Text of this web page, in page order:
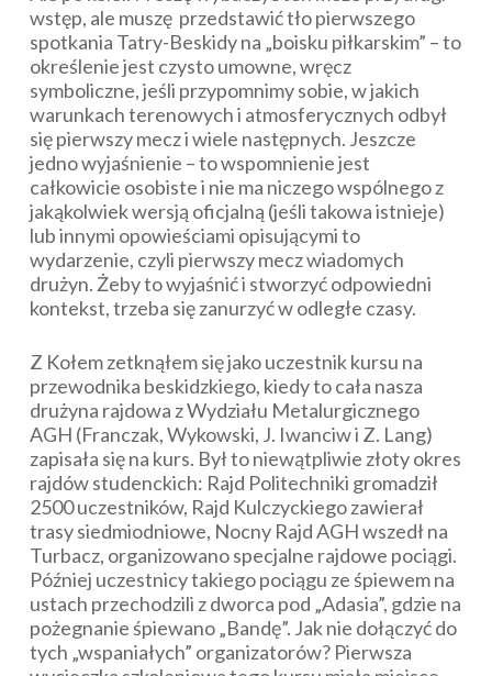
wstęp, ale muszę przedstawić tło pierwszego
spotkania Tatry-Beskidy na „boisku piłkarskim” – to
określenie jest czysto umowne, wręcz
symboliczne, jeśli przypomnimy sobie, w jakich
warunkach terenowych i atmosferycznych odbył
się pierwszy mecz i wiele następnych. Jeszcze
jedno wyjaśnienie – to wspomnienie jest
całkowicie osobiste i nie ma niczego wspólnego z
jakąkolwiek wersją oficjalną (jeśli takowa istnieje)
lub innymi opowieściami opisującymi to
wydarzenie, czyli pierwszy mecz wiadomych
drużyn. Żeby to wyjaśnić i stworzyć odpowiedni
kontekst, trzeba się zanurzyć w odległe czasy.
Z Kołem zetknąłem się jako uczestnik kursu na
przewodnika beskidzkiego, kiedy to cała nasza
drużyna rajdowa z Wydziału Metalurgicznego
AGH (Franczak, Wykowski, J. Iwanciw i Z. Lang)
zapisała się na kurs. Był to niewątpliwie złoty okres
rajdów studenckich: Rajd Politechniki gromadził
2500 uczestników, Rajd Kulczyckiego zawierał
trasy siedmiodniowe, Nocny Rajd AGH wszedł na
Turbacz, organizowano specjalne rajdowe pociągi.
Później uczestnicy takiego pociągu ze śpiewem na
ustach przechodzili z dworca pod „Adasia”, gdzie na
pożegnanie śpiewano „Bandę”. Jak nie dołączyć do
tych „wspaniałych” organizatorów? Pierwsza